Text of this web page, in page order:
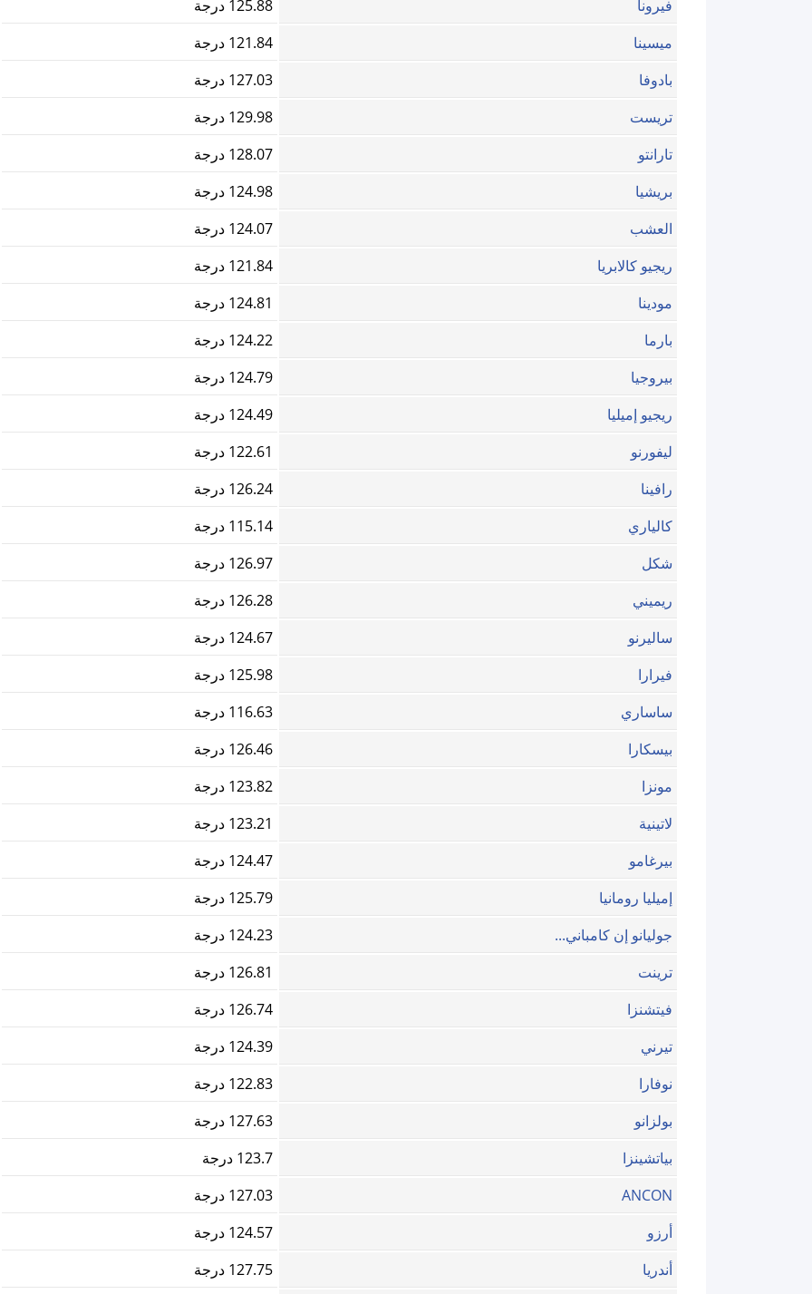
فيرونا
125.88 درجة
ميسينا
121.84 درجة
بادوفا
127.03 درجة
تريست
129.98 درجة
تارانتو
128.07 درجة
بريشيا
124.98 درجة
العشب
124.07 درجة
ريجيو كالابريا
121.84 درجة
مودينا
124.81 درجة
بارما
124.22 درجة
بيروجيا
124.79 درجة
ريجيو إميليا
124.49 درجة
ليفورنو
122.61 درجة
رافينا
126.24 درجة
كالياري
115.14 درجة
شكل
126.97 درجة
ريميني
126.28 درجة
ساليرنو
124.67 درجة
فيرارا
125.98 درجة
ساساري
116.63 درجة
بيسكارا
126.46 درجة
مونزا
123.82 درجة
لاتينية
123.21 درجة
بيرغامو
124.47 درجة
إميليا رومانيا
125.79 درجة
جوليانو إن كامباني...
124.23 درجة
ترينت
126.81 درجة
فيتشنزا
126.74 درجة
تيرني
124.39 درجة
نوفارا
122.83 درجة
بولزانو
127.63 درجة
بياتشينزا
123.7 درجة
ANCON
127.03 درجة
أرزو
124.57 درجة
أندريا
127.75 درجة